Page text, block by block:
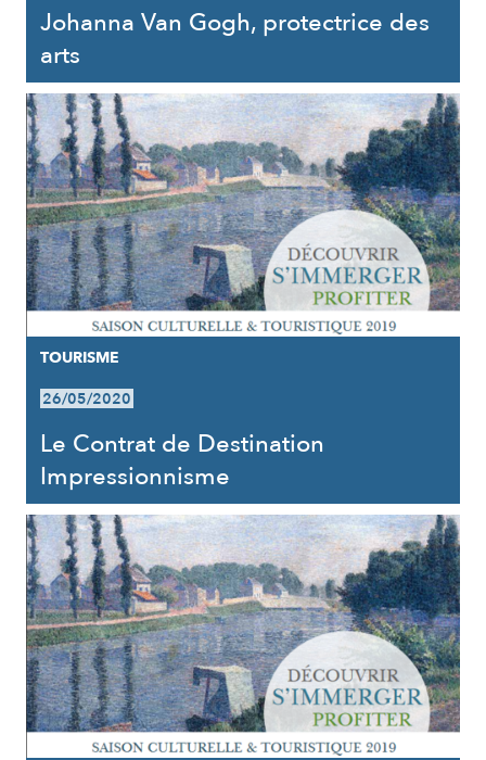
Johanna Van Gogh, protectrice des
arts
TOURISME
26/05/2020
Le Contrat de Destination
Impressionnisme